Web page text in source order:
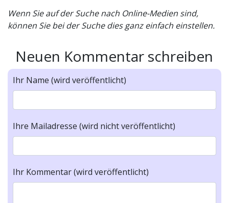
Wenn Sie auf der Suche nach Online-Medien sind,
können Sie bei der Suche dies ganz einfach einstellen.
Neuen Kommentar schreiben
Ihr Name (wird veröffentlicht)
Ihre Mailadresse (wird nicht veröffentlicht)
Ihr Kommentar (wird veröffentlicht)